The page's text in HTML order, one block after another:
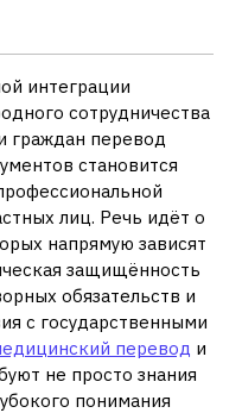
интеграции
сотрудничества
граждан перевод
становится
лиц. Речь идёт о
напрямую зависят
защищённость
обязательств и
с государственными
перевод и
не просто знания
понимания